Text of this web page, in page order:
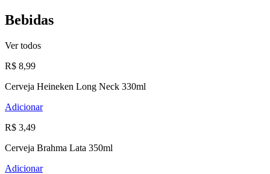
Bebidas
Ver todos
R$ 8,99
Cerveja Heineken Long Neck 330ml
Adicionar
R$ 3,49
Cerveja Brahma Lata 350ml
Adicionar